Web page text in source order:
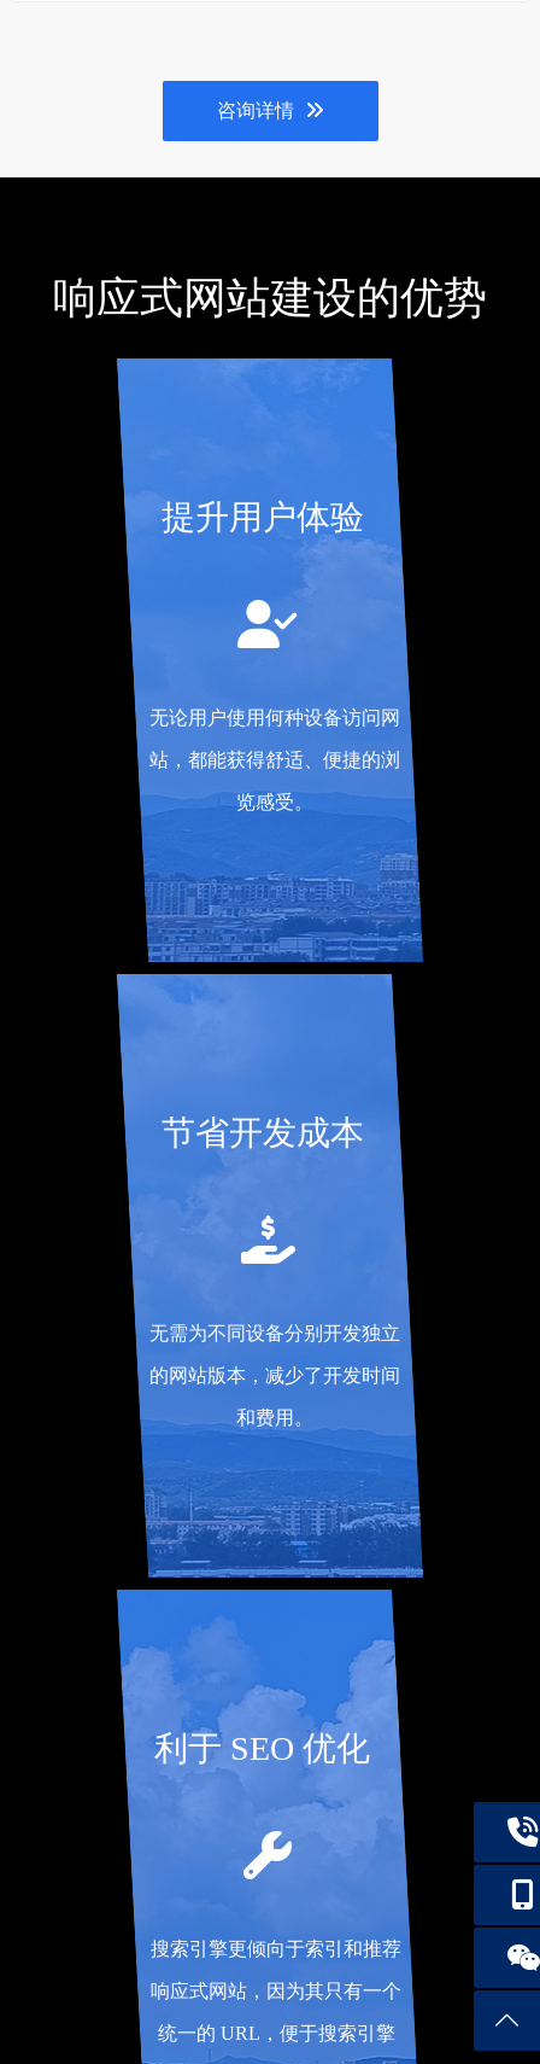
咨询详情
响应式网站建设的优势
提升用户体验
无论用户使用何种设备访问网
站，都能获得舒适、便捷的浏
览感受。
节省开发成本
无需为不同设备分别开发独立
的网站版本，减少了开发时间
和费用。
利于 SEO 优化
搜索引擎更倾向于索引和推荐
响应式网站，因为其只有一个
统一的 URL，便于搜索引擎